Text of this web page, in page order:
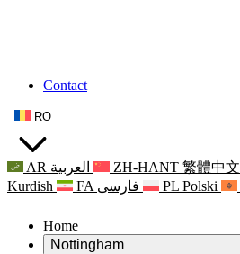
Contact
RO
AR العربية ZH-HANT 繁體中文
Kurdish
FA فارسی PL Polski
Home
Nottingham